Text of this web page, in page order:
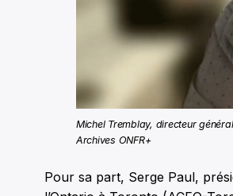
Michel Tremblay, directeur
Archives ONFR+
Pour sa part, Serge Paul,